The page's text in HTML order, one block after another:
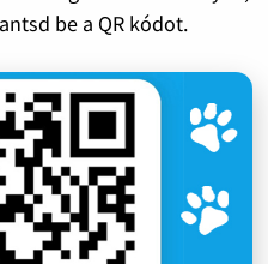
be a QR kódot.